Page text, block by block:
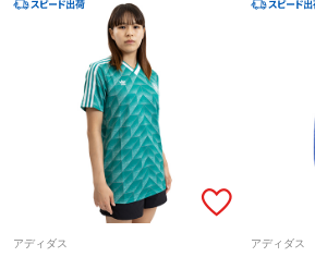
アディダス アディダス